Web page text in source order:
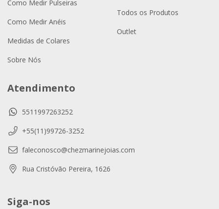
Como Medir Pulseiras
Como Medir Anéis
Medidas de Colares
Sobre Nós
Todos os Produtos
Outlet
Atendimento
5511997263252
+55(11)99726-3252
faleconosco@chezmarinejoias.com
Rua Cristóvão Pereira, 1626
Siga-nos